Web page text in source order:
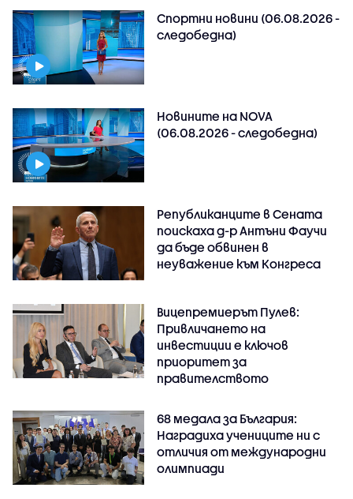
Спортни новини (06.08.2026 -
следобедна)
Новините на NOVA
(06.08.2026 - следобедна)
Републиканците в Сената
поискаха д-р Антъни Фаучи
да бъде обвинен в
неуважение към Конгреса
Вицепремиерът Пулев:
Привличането на
инвестиции е ключов
приоритет за
правителството
68 медала за България:
Наградиха учениците ни с
отличия от международни
олимпиади